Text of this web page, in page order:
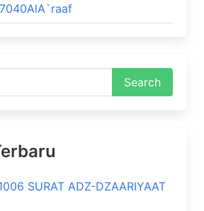
SURAT ADZ-DZAARIYAAT